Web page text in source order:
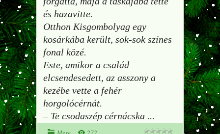
és hazavitte.
Otthon Kisgombolyag egy
kosárkába került, sok-sok színes
fonal közé.
Este, amikor a család
elcsendesedett, az asszony a
kezébe vette a fehér
horgolócérnát.
– Te csodaszép cérnácska ...